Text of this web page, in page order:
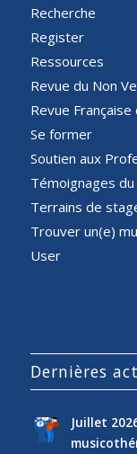
Recherche
Register
Ressources
Revue du Non
Revue
Se former
Soutien aux
Témoignages
Terrains de
Trouver un(e)
User
Dernières
Juillet